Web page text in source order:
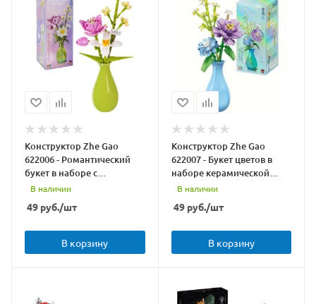
Конструктор Zhe Gao
622006 - Романтический
букет в наборе с
керамической вазой
В наличии
49 руб./шт
В корзину
Конструктор Zhe Gao
622007 - Букет цветов в
наборе керамической
вазой
В наличии
49руб./шт
В корзину